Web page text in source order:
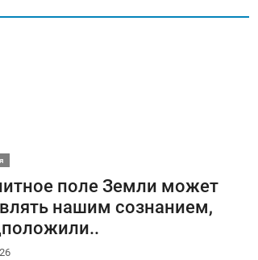
поле Земли может
нашим сознанием,